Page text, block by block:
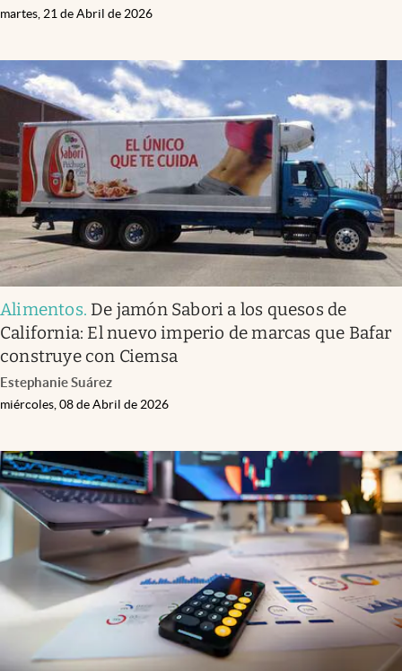
martes, 21 de Abril de 2026
Alimentos. De jamón Sabori a los quesos de
California: El nuevo imperio de marcas que Bafar
construye con Ciemsa
Estephanie Suárez
miércoles, 08 de Abril de 2026